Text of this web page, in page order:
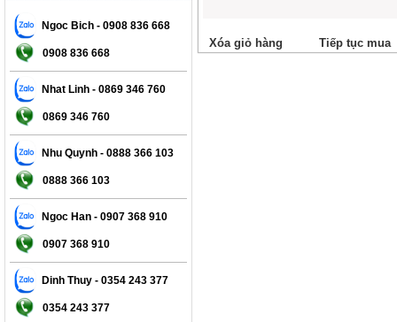
Xóa giỏ hàng Tiếp tục mua
Ngoc Bich - 0908 836 668
0908 836 668
Nhat Linh - 0869 346 760
0869 346 760
Nhu Quynh - 0888 366 103
0888 366 103
Ngoc Han - 0907 368 910
0907 368 910
Dinh Thuy - 0354 243 377
0354 243 377